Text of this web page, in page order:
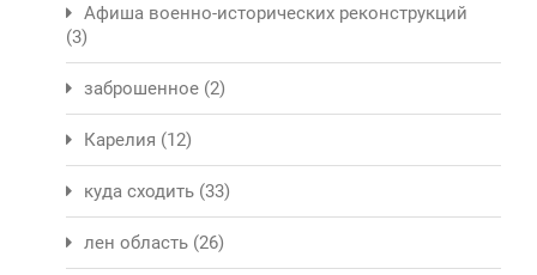
Афиша военно-исторических реконструкций
(3)
заброшенное (2)
Карелия (12)
куда сходить (33)
лен область (26)